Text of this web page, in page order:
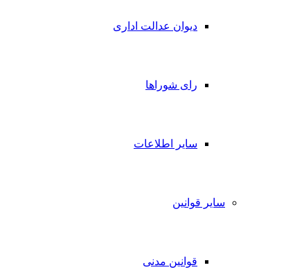
دیوان عدالت اداری
رای شوراها
سایر اطلاعات
سایر قوانین
قوانین مدنی